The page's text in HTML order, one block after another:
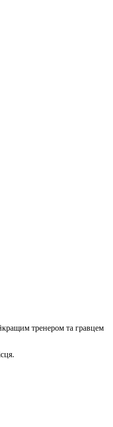
тренером та гравцем